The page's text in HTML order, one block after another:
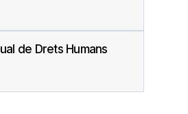
de Drets Humans